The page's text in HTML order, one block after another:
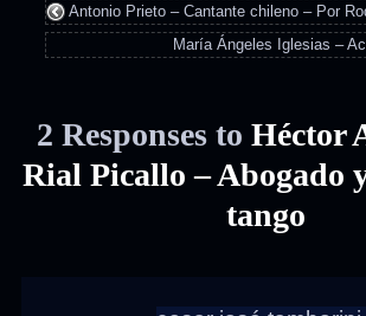
Antonio Prieto – Cantante chileno – Por
María Ángeles Iglesias –
2 Responses to Héctor
Rial Picallo – Abogado
tango